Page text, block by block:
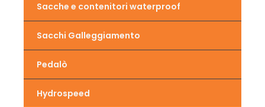
Sacche e contenitori waterproof
Sacchi Galleggiamento
Pedalò
Hydrospeed